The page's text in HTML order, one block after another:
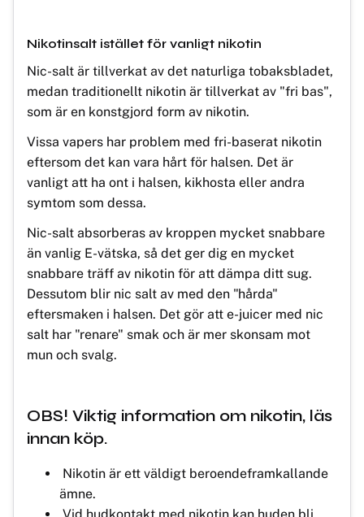
Nikotinsalt istället för vanligt nikotin
Nic-salt är tillverkat av det naturliga tobaksbladet,
medan traditionellt nikotin är tillverkat av "fri bas",
som är en konstgjord form av nikotin.
Vissa vapers har problem med fri-baserat nikotin
eftersom det kan vara hårt för halsen. Det är
vanligt att ha ont i halsen, kikhosta eller andra
symtom som dessa.
Nic-salt absorberas av kroppen mycket snabbare
än vanlig E-vätska, så det ger dig en mycket
snabbare träff av nikotin för att dämpa ditt sug.
Dessutom blir nic salt av med den "hårda"
eftersmaken i halsen. Det gör att e-juicer med nic
salt har "renare" smak och är mer skonsam mot
mun och svalg.
OBS! Viktig information om nikotin, läs
innan köp.
Nikotin är ett väldigt beroendeframkallande
ämne.